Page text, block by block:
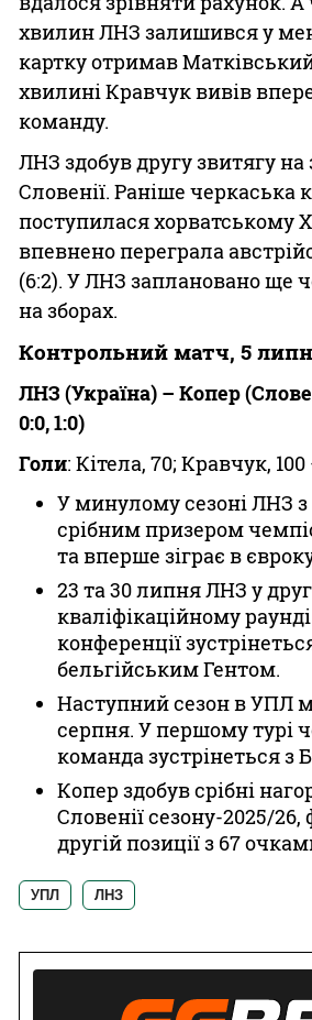
хвилин ЛНЗ залишився у
картку отримав
хвилині Кравчук вивів
команду.
ЛНЗ здобув другу звитягу на
Словенії. Раніше черкаська
поступилася хорватському
впевнено переграла
(6:2). У ЛНЗ заплановано ще
на зборах.
Контрольний матч, 5
ЛНЗ (Україна) – Копер
0:0, 1:0)
Голи: Кітела, 70; Кравчук,
У минулому сезоні ЛНЗ
срібним призером
та вперше зіграє в
23 та 30 липня ЛНЗ у
кваліфікаційному
конференції
бельгійським Гентом.
Наступний сезон в УПЛ
серпня. У першому турі
команда зустрінеться з
Копер здобув срібні
Словенії сезону-2025/
другій позиції з 67
УПЛ ЛНЗ